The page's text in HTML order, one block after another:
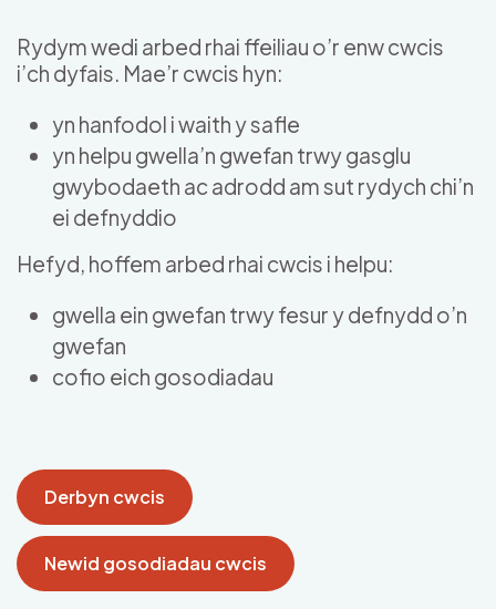
Rydym wedi arbed rhai ffeiliau o’r enw cwcis
i’ch dyfais. Mae’r cwcis hyn:
yn hanfodol i waith y safle
yn helpu gwella’n gwefan trwy gasglu
gwybodaeth ac adrodd am sut rydych chi’n
ei defnyddio
Hefyd, hoffem arbed rhai cwcis i helpu:
gwella ein gwefan trwy fesur y defnydd o’n
gwefan
cofio eich gosodiadau
Derbyn cwcis
Newid gosodiadau cwcis